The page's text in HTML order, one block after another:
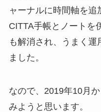
ャーナルに時間軸を追
CITTA手帳とノートを
も解消され、うまく運
ました。
なので、2019年10月
みようと思います。